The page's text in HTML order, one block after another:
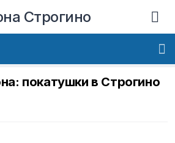
Строгино
покатушки в Строгино